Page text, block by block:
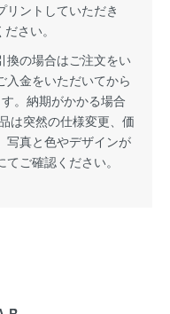
リントしていただき
さい。
換の場合はご注文をい
入金をいただいてから
。納期がかかる場合
は突然の仕様変更、価
写真と色やデザインが
ご確認ください。